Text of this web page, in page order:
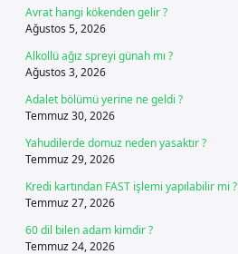
Avrat hangi kökenden gelir ?
Ağustos 5, 2026
Alkollü ağız spreyi günah mı ?
Ağustos 3, 2026
Adalet bölümü yerine ne geldi ?
Temmuz 30, 2026
Yahudilerde domuz neden yasaktır ?
Temmuz 29, 2026
Kredi kartından FAST işlemi yapılabilir mi ?
Temmuz 27, 2026
60 dil bilen adam kimdir ?
Temmuz 24, 2026